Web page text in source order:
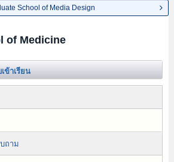
School of Media Design
of Medicine
ข้าเรียน
ถาม